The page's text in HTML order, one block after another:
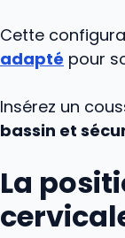
Cette
adapté pour
Insérez un
bassin et
La